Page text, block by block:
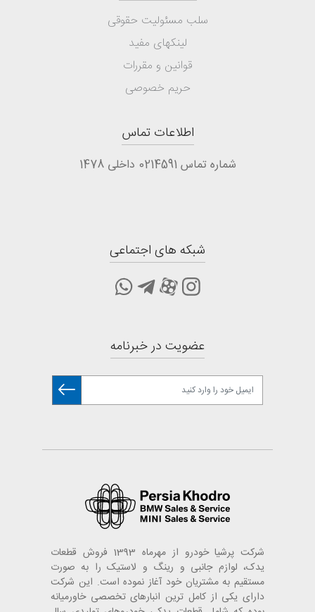
سلب مسئولیت حقوقی
لینکهای مفید
قوانین و مقررات
حریم خصوصی
اطلاعات تماس
شماره تماس 0214591 داخلی 1478
شبکه های اجتماعی
عضویت در خبرنامه
شرکت پرشیا خودرو از مهرماه 1393 فروش قطعات
یدک، لوازم جانبی و رینگ و لاستیک را به صورت
مستقیم به مشتریان خود آغاز نموده است. این شرکت
دارای یکی از کامل ترین انبارهای تخصصی خاورمیانه